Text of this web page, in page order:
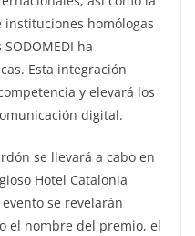
homólogas
ha
Esta integración
y elevará los
digital.
se llevará a cabo en
Hotel Catalonia
se revelarán
el nombre del premio, el